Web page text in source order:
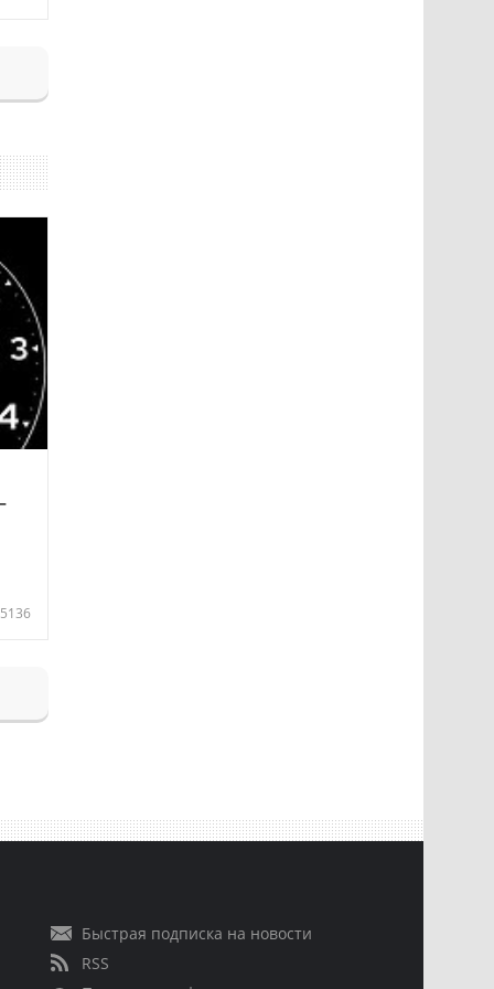
5136
Быстрая подписка на новости
RSS